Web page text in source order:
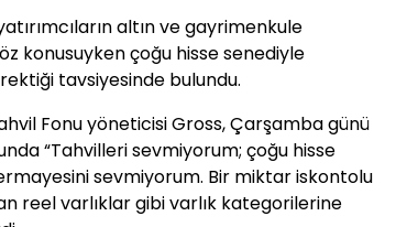
altın ve gayrimenkule
konusuyken çoğu hisse senediyle
tavsiyesinde bulundu.
Fonu yöneticisi Gross, Çarşamba günü
“Tahvilleri sevmiyorum; çoğu hisse
sevmiyorum. Bir miktar iskontolu
reel varlıklar gibi varlık kategorilerine